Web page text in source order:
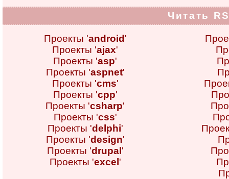
Читать
Проекты 'android '
Проекты 'ajax'
Проекты 'asp'
Проекты 'aspnet'
Проекты 'cms'
Проекты 'cpp'
Проекты 'csharp'
Проекты 'css'
Проекты 'delphi'
Проекты 'design'
Проекты 'drupal '
Проекты 'excel '